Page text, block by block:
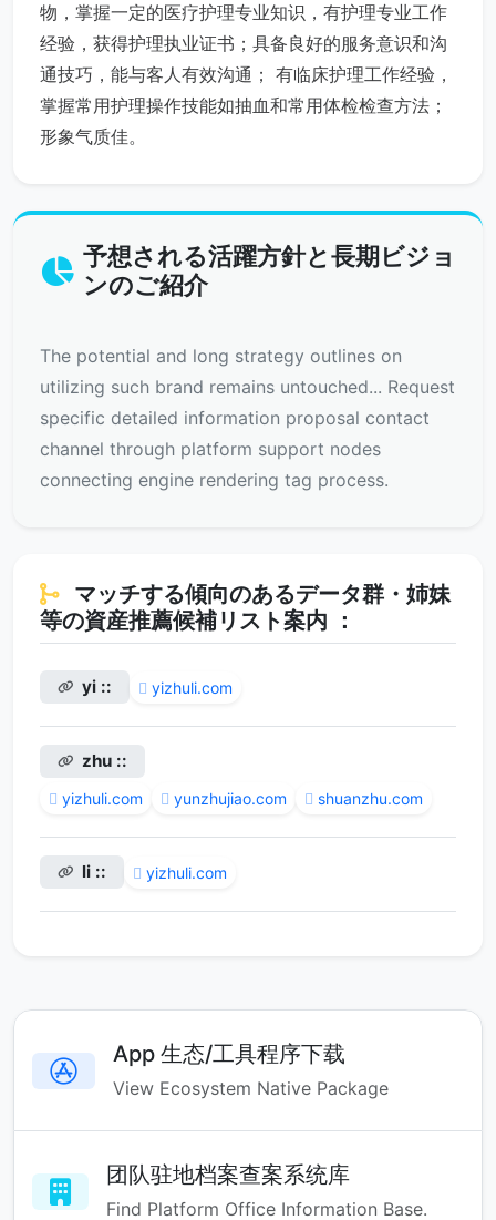
物，掌握一定的医疗护理专业知识，有护理专业工作
经验，获得护理执业证书；具备良好的服务意识和沟
通技巧，能与客人有效沟通； 有临床护理工作经验，
掌握常用护理操作技能如抽血和常用体检检查方法；
形象气质佳。
予想される活躍方針と長期ビジョ
ンのご紹介
The potential and long strategy outlines on
utilizing such brand remains untouched... Request
specific detailed information proposal contact
channel through platform support nodes
connecting engine rendering tag process.
マッチする傾向のあるデータ群・姉妹
等の資産推薦候補リスト案内 ：
yi :: yizhuli.com
zhu ::
yizhuli.com yunzhujiao.com shuanzhu.com
li :: yizhuli.com
App 生态/工具程序下载
View Ecosystem Native Package
团队驻地档案查案系统库
Find Platform Office Information Base.